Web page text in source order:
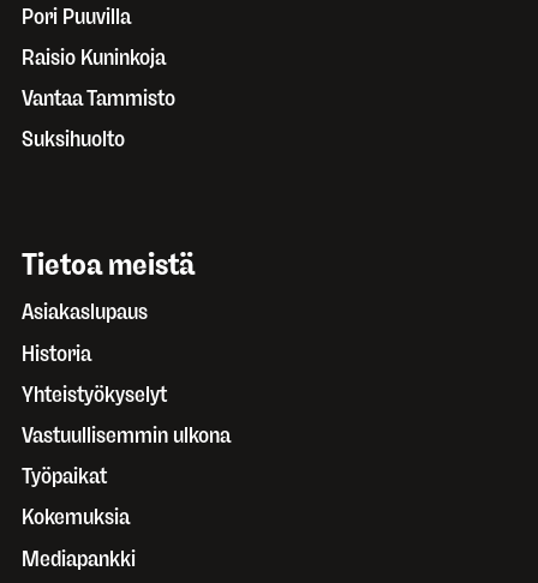
Pori Puuvilla
Raisio Kuninkoja
Vantaa Tammisto
Suksihuolto
Tietoa meistä
Asiakaslupaus
Historia
Yhteistyökyselyt
Vastuullisemmin ulkona
Työpaikat
Kokemuksia
Mediapankki